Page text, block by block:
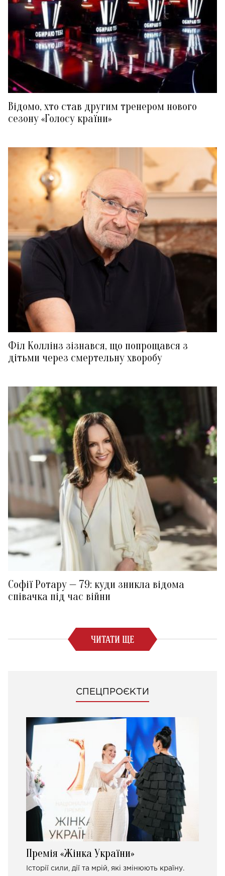
Відомо, хто став другим тренером нового
сезону «Голосу країни»
Філ Коллінз зізнався, що попрощався з
дітьми через смертельну хворобу
Софії Ротару — 79: куди зникла відома
співачка під час війни
ЧИТАТИ ЩЕ
СПЕЦПРОЄКТИ
Премія «Жінка України»
Історії сили, дії та мрій, які змінюють країну.